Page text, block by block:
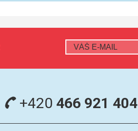
+420 466 921 404